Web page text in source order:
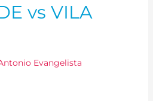
vs VILA
Evangelista